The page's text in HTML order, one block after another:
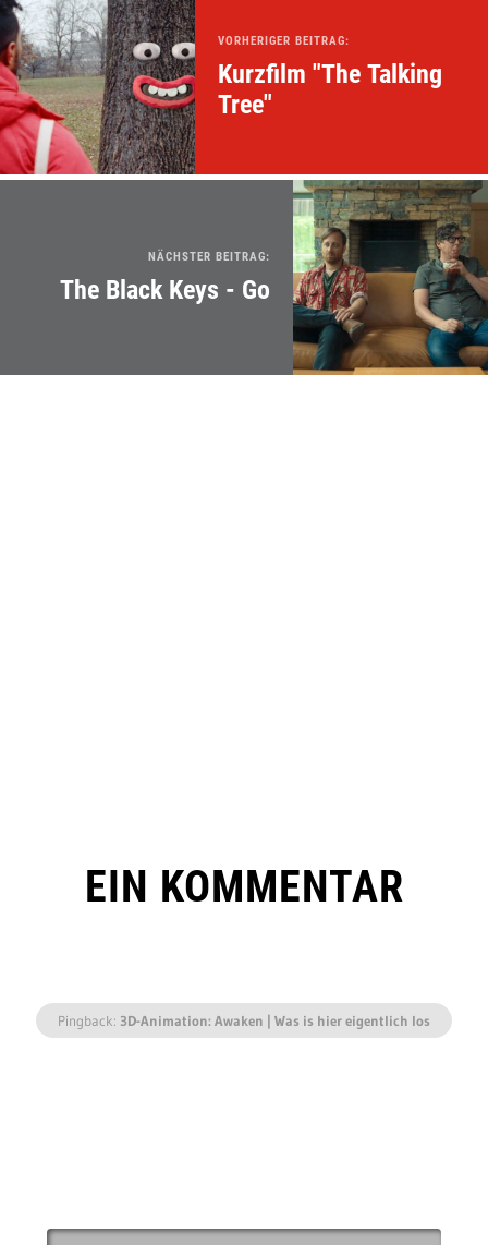
VORHERIGER BEITRAG:
Kurzfilm "The Talking
Tree"
NÄCHSTER BEITRAG:
The Black Keys - Go
EIN KOMMENTAR
Pingback: 3D-Animation: Awaken | Was is hier eigentlich los